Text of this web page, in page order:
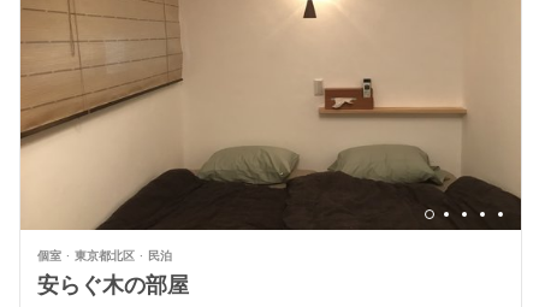
個室 東京都北区 民泊
安らぐ木の部屋